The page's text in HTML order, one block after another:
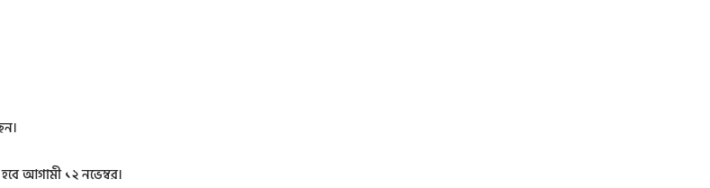
আগামী ১২ নভেম্বর।